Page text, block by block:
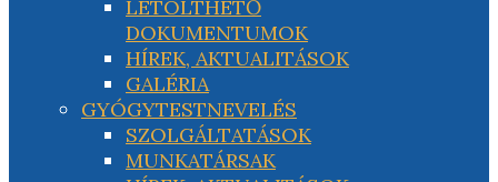
LETÖLTHETŐ
DOKUMENTUMOK
HÍREK, AKTUALITÁSOK
GALÉRIA
GYÓGYTESTNEVELÉS
SZOLGÁLTATÁSOK
MUNKATÁRSAK